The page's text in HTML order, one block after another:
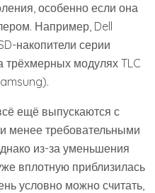
особенно если она
Например, Dell
накопители серии
модулях TLC
ещё выпускаются с
менее требовательными
из-за уменьшения
вплотную приблизилась
условно можно считать,